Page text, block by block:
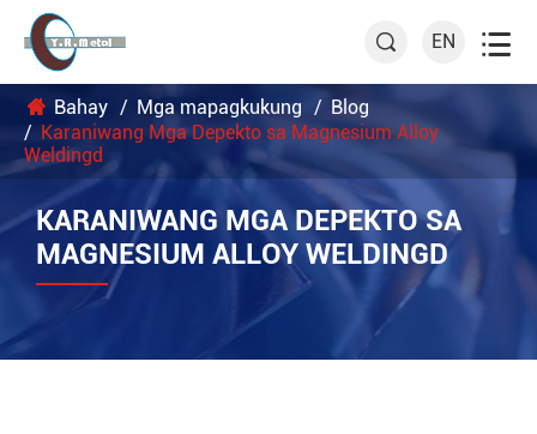
 EN 
Bahay Mga mapagkukung
Blog
Karaniwang Mga Depekto sa Magnesium Alloy
Weldingd
KARANIWANG MGA DEPEKTO SA
MAGNESIUM ALLOY WELDINGD